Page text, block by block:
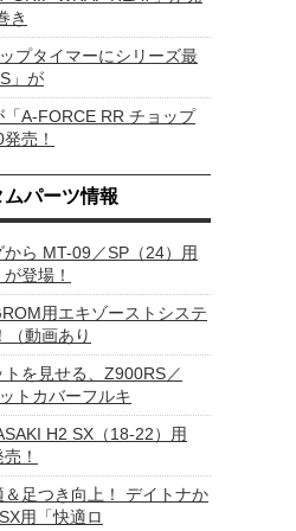
き
プタイマーにシリーズ最
」が
A-FORCE RR チョップ
売！
ムパーツ情報
ら MT-09／SP（24）用
登場！
用エキゾーストシステ
（動画あり
を見せる、Z900RS／
トカバーフルキ
H2 SX（18-22）用
！
足つき向上！ デイトナか
用「快適ロ